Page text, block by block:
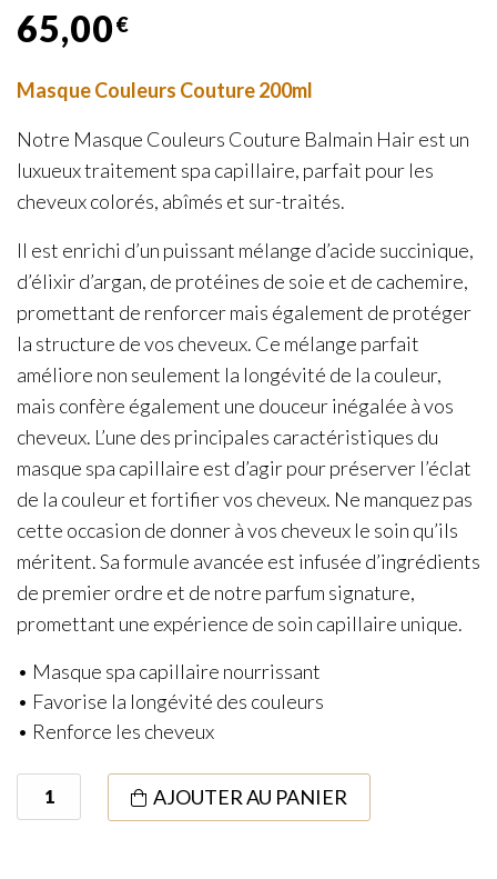
65,00€
Masque Couleurs Couture 200ml
Notre Masque Couleurs Couture Balmain Hair est un
luxueux traitement spa capillaire, parfait pour les
cheveux colorés, abîmés et sur-traités.
Il est enrichi d’un puissant mélange d’acide succinique,
d’élixir d’argan, de protéines de soie et de cachemire,
promettant de renforcer mais également de protéger
la structure de vos cheveux. Ce mélange parfait
améliore non seulement la longévité de la couleur,
mais confère également une douceur inégalée à vos
cheveux. L’une des principales caractéristiques du
masque spa capillaire est d’agir pour préserver l’éclat
de la couleur et fortifier vos cheveux. Ne manquez pas
cette occasion de donner à vos cheveux le soin qu’ils
méritent. Sa formule avancée est infusée d’ingrédients
de premier ordre et de notre parfum signature,
promettant une expérience de soin capillaire unique.
• Masque spa capillaire nourrissant
• Favorise la longévité des couleurs
• Renforce les cheveux
quantité
de
AJOUTER AU PANIER